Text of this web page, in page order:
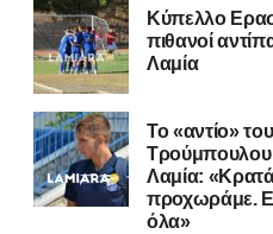
Κύπελλο
πιθανοί
Λαμία
Το «αντίο»
Λαμία:
προχωράμε.
όλα»